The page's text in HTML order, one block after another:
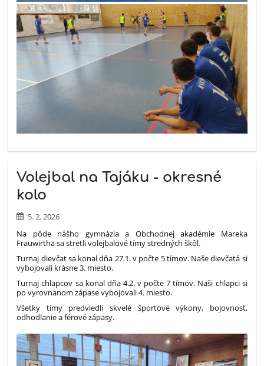
Volejbal na Tajáku - okresné
kolo
5. 2. 2026
Na pôde nášho gymnázia a Obchodnej akadémie Mareka
Frauwirtha sa stretli volejbalové tímy stredných škôl.
Turnaj dievčat sa konal dňa 27.1. v počte 5 tímov. Naše dievčatá si
vybojovali krásne 3. miesto.
Turnaj chlapcov sa konal dňa 4.2. v počte 7 tímov. Naši chlapci si
po vyrovnanom zápase vybojovali 4. miesto.
Všetky tímy predviedli skvelé športové výkony, bojovnosť,
odhodlanie a férové zápasy.